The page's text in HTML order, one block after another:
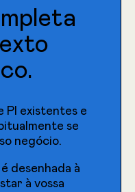
PI existentes e
se
negócio.
desenhada à
à vossa